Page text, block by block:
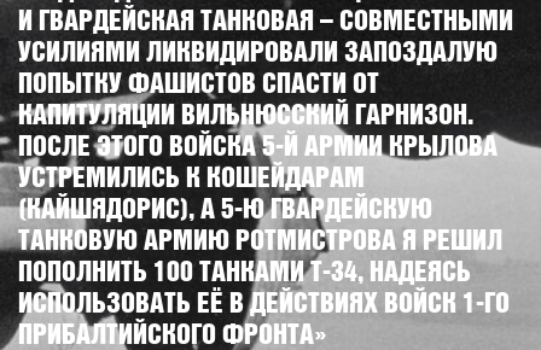
И ГВАРДЕЙСКАЯ ТАНКОВАЯ – СОВМЕСТНЫМИ
УСИЛИЯМИ ЛИКВИДИРОВАЛИ ЗАПОЗДАЛУЮ
ПОПЫТКУ ФАШИСТОВ СПАСТИ ОТ
КАПИТУЛЯЦИИ ВИЛЬНЮССКИЙ ГАРНИЗОН.
ПОСЛЕ ЭТОГО ВОЙСКА 5-Й АРМИИ КРЫЛОВА
УСТРЕМИЛИСЬ К КОШЕЙДАРАМ
(КАЙШЯДОРИС), А 5-Ю ГВАРДЕЙСКУЮ
ТАНКОВУЮ АРМИЮ РОТМИСТРОВА Я РЕШИЛ
ПОПОЛНИТЬ 100 ТАНКАМИ Т-34, НАДЕЯСЬ
ИСПОЛЬЗОВАТЬ ЕЁ В ДЕЙСТВИЯХ ВОЙСК 1-ГО
ПРИБАЛТИЙСКОГО ФРОНТА»